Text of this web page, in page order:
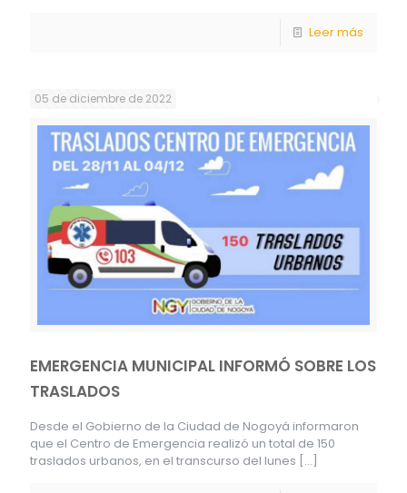
Leer más
05 de diciembre de 2022
EMERGENCIA MUNICIPAL INFORMÓ SOBRE LOS
TRASLADOS
Desde el Gobierno de la Ciudad de Nogoyá informaron
que el Centro de Emergencia realizó un total de 150
traslados urbanos, en el transcurso del lunes […]